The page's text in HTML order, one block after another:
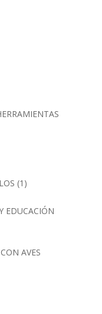
(1)
EDUCACIÓN
AVES